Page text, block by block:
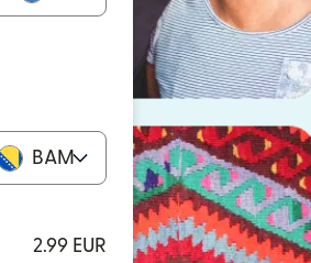
BAM
2.99 EUR